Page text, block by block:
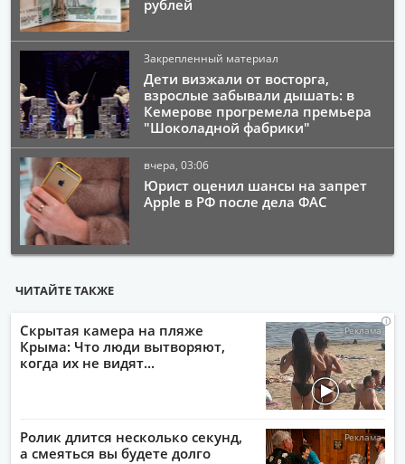
рублей
Закрепленный материал
Дети визжали от восторга,
взрослые забывали дышать: в
Кемерове прогремела премьера
"Шоколадной фабрики"
вчера, 03:06
Юрист оценил шансы на запрет
Apple в РФ после дела ФАС
ЧИТАЙТЕ ТАКЖЕ
i
Скрытая камера на пляже
Крыма: Что люди вытворяют,
когда их не видят...
i
Ролик длится несколько секунд,
а смеяться вы будете долго
ii